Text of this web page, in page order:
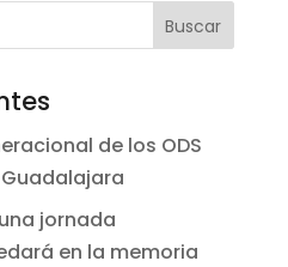
de los ODS
jornada
en la memoria